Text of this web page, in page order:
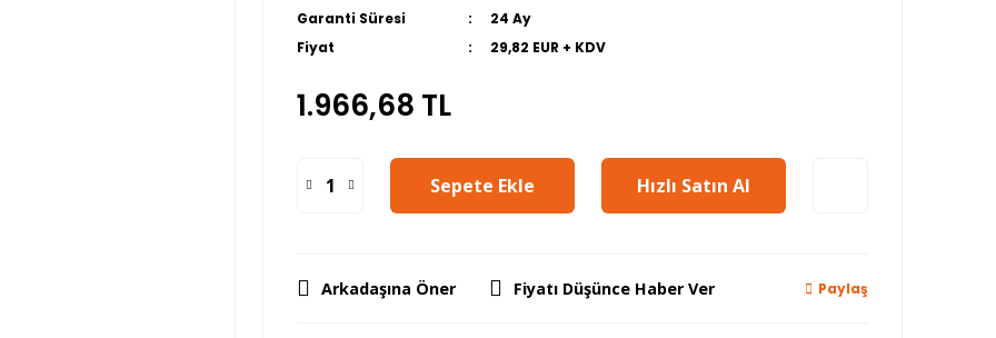
Garanti Süresi
24 Ay
Fiyat
29,82 EUR + KDV
1.966,68 TL
Sepete Ekle Hızlı Satın Al
Arkadaşına Öner Fiyatı Düşünce Haber Ver Paylaş